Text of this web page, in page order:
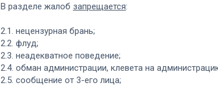
В разделе жалоб запрещается:
2.1. нецензурная брань;
2.2. флуд;
2.3. неадекватное поведение;
2.4. обман администрации, клевета на
2.5. сообщение от 3-его лица;